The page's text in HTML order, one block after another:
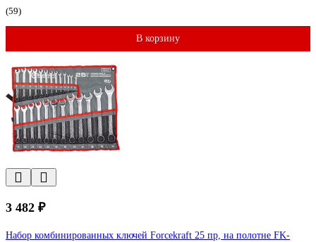
(59)
В корзину
3 482 ₽
Набор комбинированных ключей Forcekraft 25 пр, на полотне FK-